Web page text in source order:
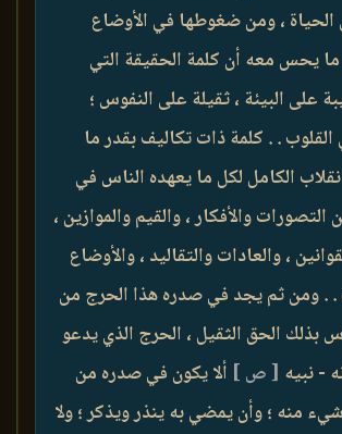
الحياة ، ومن ضغوطها في الأوضاع
يحس معه أن كلمة الحقيقة التي
على البيئة ، ثقيلة على النفوس ؛
. . كلمة ذات تكاليف بقدر ما
الكامل لكل ما يعهده الناس في
والأفكار ، والقيم والموازين ،
، والعادات والتقاليد ، والأوضاع
. . ومن ثم يجد في صدره هذا الحرج من
بذلك الحق الثقيل ، الحرج الذي يدعو
- نبيه [ ص ] ألا يكون في صدره من
منه ؛ وأن يمضي به ينذر ويذكر ؛ ولا